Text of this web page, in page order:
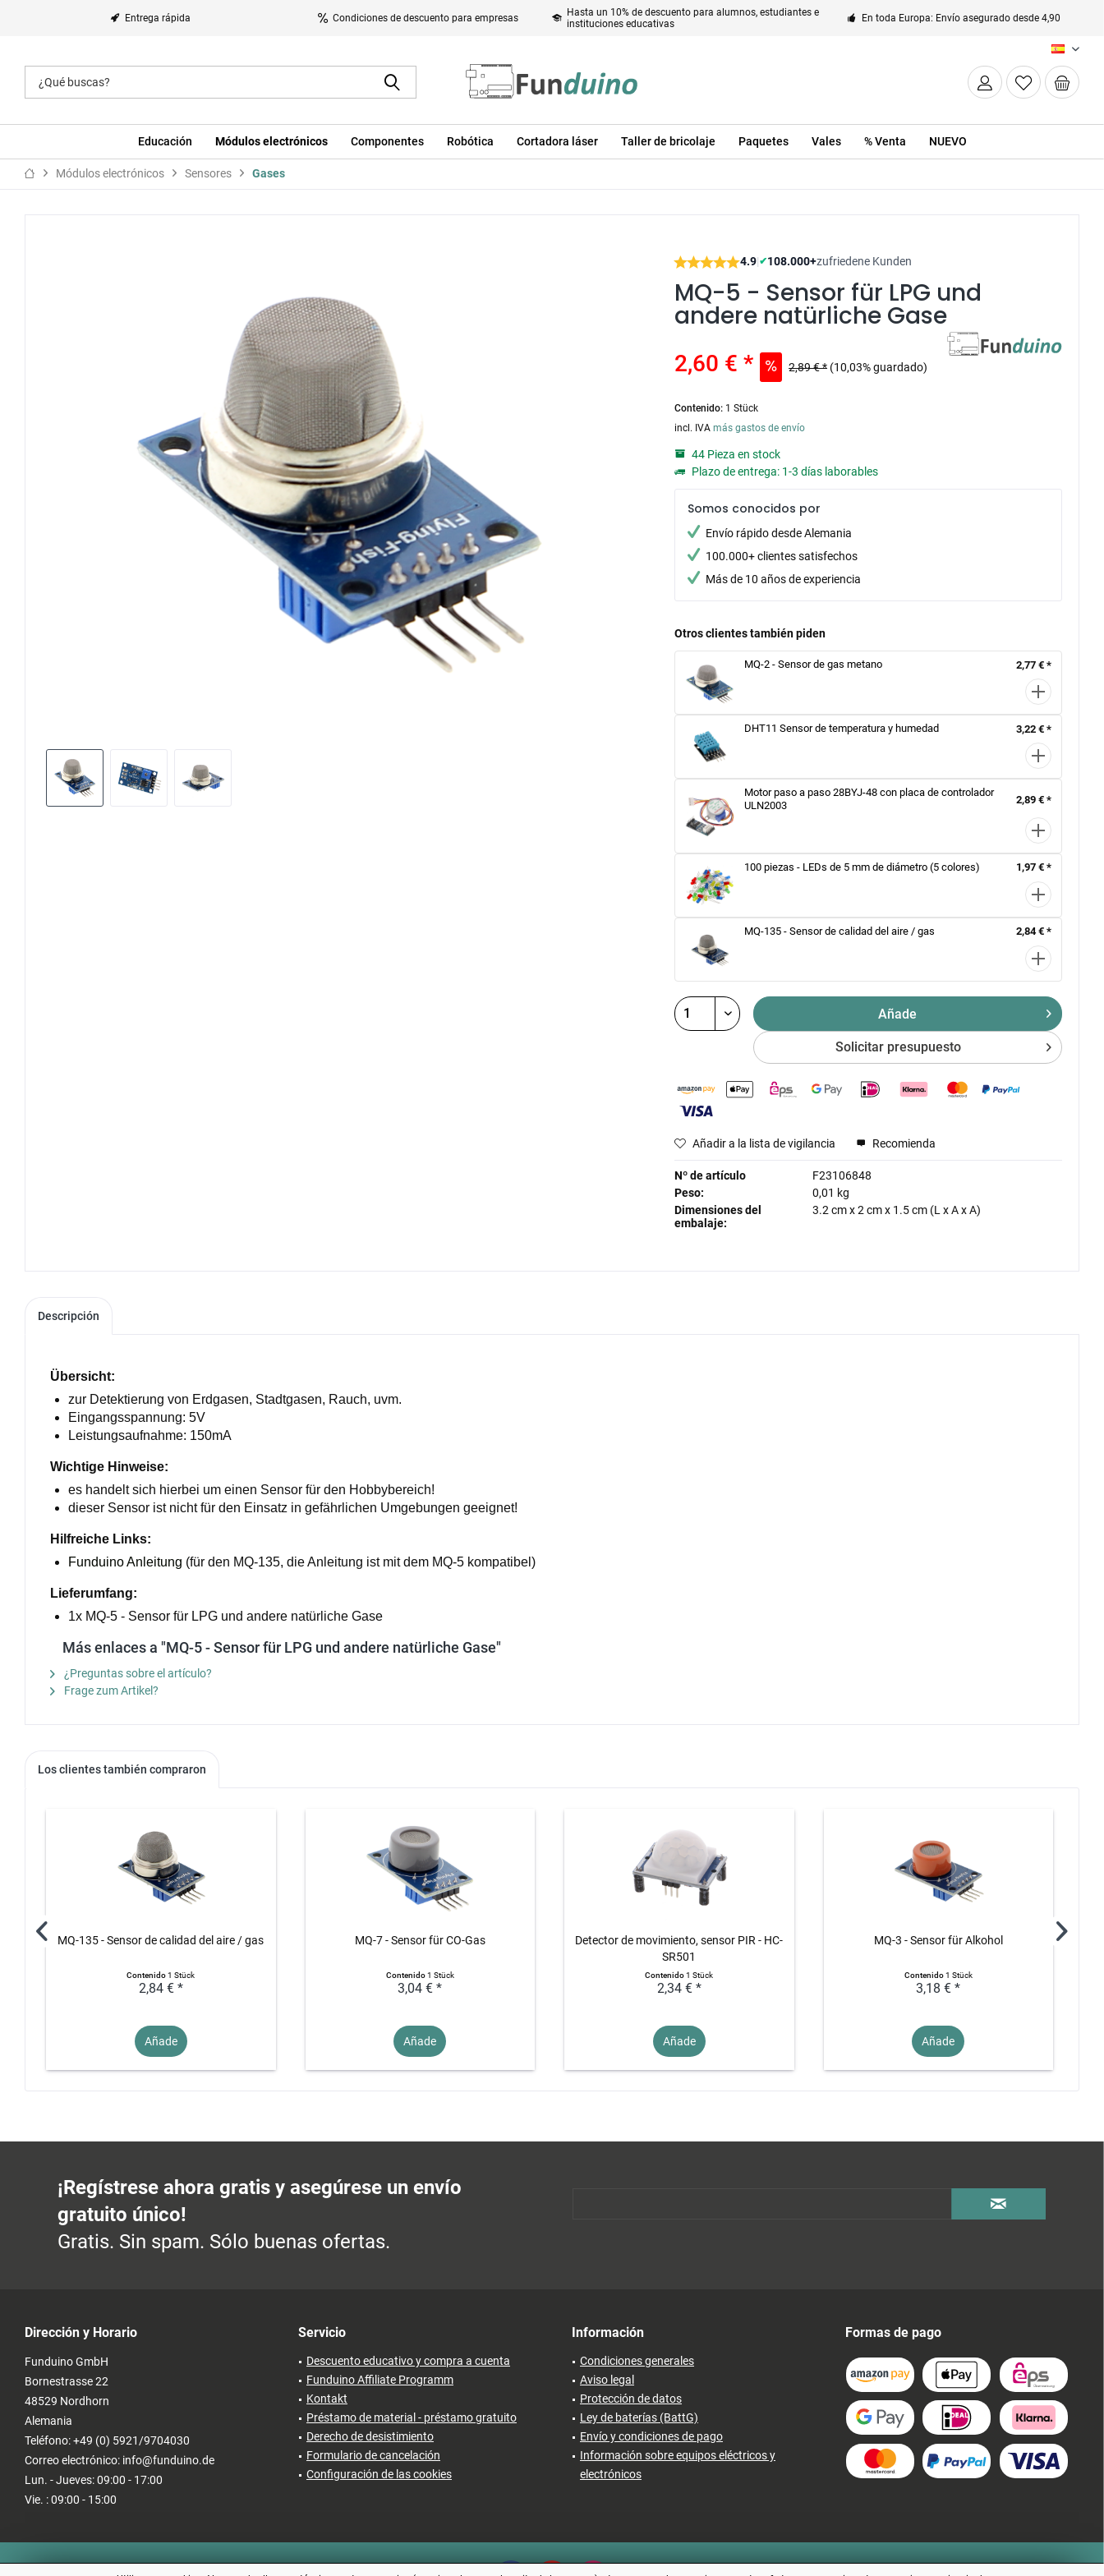
Entrega rápida Condiciones de descuento para empresas
Hasta un 10% de descuento para alumnos, estudiantes e
instituciones educativas
En toda Europa: Envío asegurado desde 4,90
ES
Educación Módulos electrónicos Componentes Robótica Cortadora láser Taller de bricolaje Paquetes Vales % Venta NUEVO
Módulos electrónicos Sensores Gases
4.9|✔108.000+zufriedene Kunden
MQ-5 - Sensor für LPG und
andere natürliche Gase
2,60 € * 2,89 € * (10,03% guardado)
Contenido: 1 Stück
incl. IVAmás gastos de envío
44 Pieza en stock
Plazo de entrega: 1-3 días laborables
Somos conocidos por
Envío rápido desde Alemania
100.000+ clientes satisfechos
Más de 10 años de experiencia
Otros clientes también piden
MQ-2 - Sensor de gas metano 2,77 € *
DHT11 Sensor de temperatura y humedad 3,22 € *
Motor paso a paso 28BYJ-48 con placa de controlador
ULN2003
2,89 € *
100 piezas - LEDs de 5 mm de diámetro (5 colores) 1,97 € *
MQ-135 - Sensor de calidad del aire / gas 2,84 € *
Añade
Solicitar presupuesto
Añadir a la lista de vigilancia Recomienda
Nº de artículo
F23106848
Peso:
0,01 kg
Dimensiones del
embalaje:
3.2 cmx2 cmx 1.5 cm (L x A x A)
Descripción
Übersicht:
zur Detektierung von Erdgasen, Stadtgasen, Rauch, uvm.
Eingangsspannung: 5V
Leistungsaufnahme: 150mA
Wichtige Hinweise:
es handelt sich hierbei um einen Sensor für den Hobbybereich!
dieser Sensor ist nicht für den Einsatz in gefährlichen Umgebungen geeignet!
Hilfreiche Links:
Funduino Anleitung (für den MQ-135, die Anleitung ist mit dem MQ-5 kompatibel)
Lieferumfang:
1x MQ-5 - Sensor für LPG und andere natürliche Gase
Más enlaces a "MQ-5 - Sensor für LPG und andere natürliche Gase"
¿Preguntas sobre el artículo?
Frage zum Artikel?
Los clientes también compraron
MQ-135 - Sensor de calidad del aire / gas
Contenido1 Stück
2,84 € *
Añade
MQ-7 - Sensor für CO-Gas
Contenido1 Stück
3,04 € *
Añade
Detector de movimiento, sensor PIR - HC-
SR501
Contenido1 Stück
2,34 € *
Añade
MQ-3 - Sensor für Alkohol
Contenido1 Stück
3,18 € *
Añade
¡Regístrese ahora gratis y asegúrese un envío
gratuito único!
Gratis. Sin spam. Sólo buenas ofertas.
Dirección y Horario
Funduino GmbH
Bornestrasse 22
48529 Nordhorn
Alemania
Teléfono: +49 (0) 5921/9704030
Correo electrónico: info@funduino.de
Lun. - Jueves: 09:00 - 17:00
Vie. : 09:00 - 15:00
Servicio
Descuento educativo y compra a cuenta
Funduino Affiliate Programm
Kontakt
Préstamo de material - préstamo gratuito
Derecho de desistimiento
Formulario de cancelación
Configuración de las cookies
Información
Condiciones generales
Aviso legal
Protección de datos
Ley de baterías (BattG)
Envío y condiciones de pago
Información sobre equipos eléctricos y
electrónicos
Formas de pago